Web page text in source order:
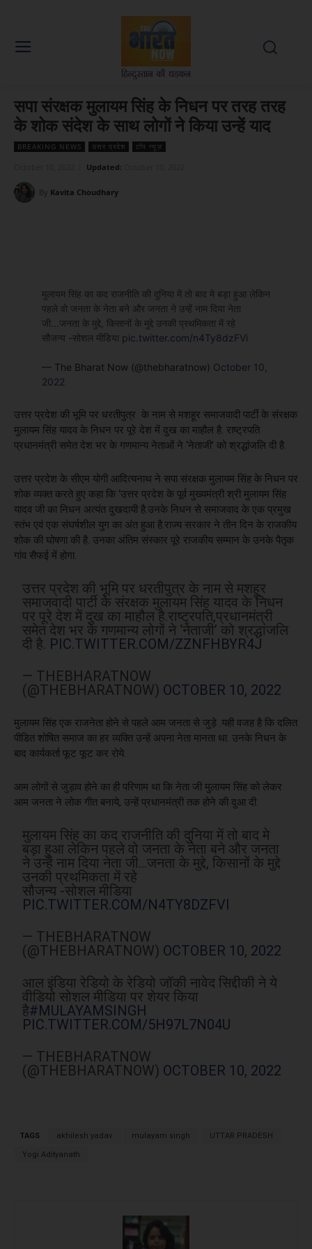
सपा संरक्षक मुलायम सिंह के निधन पर तरह तरह
के शोक संदेश के साथ लोगों ने किया उन्हें याद
BREAKING NEWS उत्तर प्रदेश टॉप न्यूज़
Updated:
By Kavita Choudhary
मुलायम सिंह का कद राजनीति की दुनिया में तो बाद मे बड़ा हुआ लेकिन
पहले वो जनता के नेता बने और जनता ने उन्हें नाम दिया नेता
जी...जनता के मुद्दे, किसानों के मुद्दे उनकी प्रथमिकता में रहे
सौजन्य -सोशल मीडिया pic.twitter.com/n4Ty8dzFVi
— The Bharat Now (@thebharatnow) October 10,
2022
उत्तर प्रदेश की भूमि पर धरतीपुत्र के नाम से मशहूर समाजवादी पार्टी के संरक्षक
मुलायम सिंह यादव के निधन पर पूरे देश में दुख का माहौल है. राष्ट्रपति
प्रधानमंत्री समेत देश भर के गणमान्य नेताओं ने ‘नेताजी’ को श्रद्धांजलि दी है.
उत्तर प्रदेश के सीएम योगी आदित्यनाथ ने सपा संरक्षक मुलायम सिंह के निधन पर
शोक व्यक्त करते हुए कहा कि ‘उत्तर प्रदेश के पूर्व मुख्यमंत्री श्री मुलायम सिंह
यादव जी का निधन अत्यंत दुखदायी है.उनके निधन से समाजवाद के एक प्रमुख
स्तंभ एवं एक संघर्षशील युग का अंत हुआ है.राज्य सरकार ने तीन दिन के राजकीय
शोक की घोषणा की है. उनका अंतिम संस्कार पूरे राजकीय सम्मान के उनके पैतृक
गांव सैफई में होगा.
उत्तर प्रदेश की भूमि पर धरतीपुत्र के नाम से मशहूर
समाजवादी पार्टी के संरक्षक मुलायम सिंह यादव के निधन
पर पूरे देश में दुख का माहौल है.राष्ट्रपति,प्रधानमंत्री
समेत देश भर के गणमान्य लोगों ने ‘नेताजी’ को श्रद्धांजलि
दी है. PIC.TWITTER.COM/ZZNFHBYR4J
— THEBHARATNOW
(@THEBHARATNOW) OCTOBER 10, 2022
मुलायम सिंह एक राजनेता होने से पहले आम जनता से जुड़े .यही वजह है कि दलित
पीडित शोषित समाज का हर व्यक्ति उन्हें अपना नेता मानता था. उनके निधन के
बाद कार्यकर्ता फूट फूट कर रोये.
आम लोगों से जुड़ाव होने का ही परिणाम था कि नेता जी मुलायम सिंह को लेकर
आम जनता ने लोक गीत बनाये, उन्हें प्रधानमंत्री तक होने की दुआ दी.
मुलायम सिंह का कद राजनीति की दुनिया में तो बाद मे
बड़ा हुआ लेकिन पहले वो जनता के नेता बने और जनता
ने उन्हें नाम दिया नेता जी…जनता के मुद्दे, किसानों के मुद्दे
उनकी प्रथमिकता में रहे
सौजन्य -सोशल मीडिया
PIC.TWITTER.COM/N4TY8DZFVI
— THEBHARATNOW
(@THEBHARATNOW) OCTOBER 10, 2022
आल इंडिया रेडियो के रेडियो जॉकी नावेद सिद्दीकी ने ये
वीडियो सोशल मीडिया पर शेयर किया
है#MULAYAMSINGH
PIC.TWITTER.COM/5H97L7N04U
— THEBHARATNOW
(@THEBHARATNOW) OCTOBER 10, 2022
TAGS akhilesh yadav mulayam singh UTTAR PRADESH
Yogi Adityanath